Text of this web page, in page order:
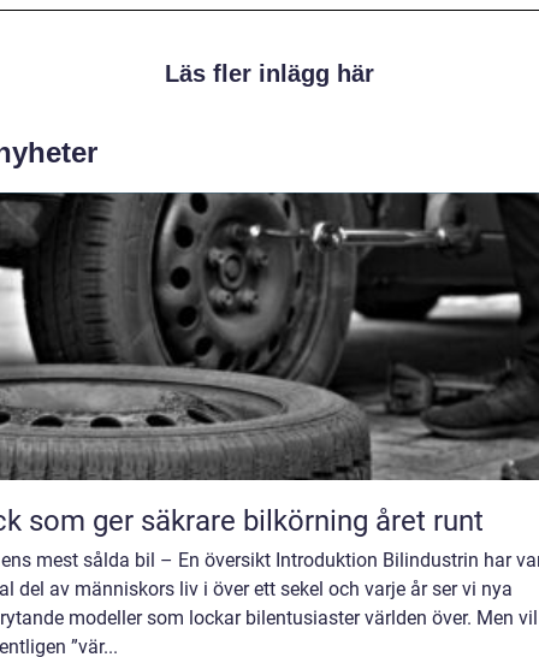
Läs fler inlägg här
som ger säkrare bilkörning året runt
mest sålda bil – En översikt Introduktion Bilindustrin har
del av människors liv i över ett sekel och varje år ser vi nya
modeller som lockar bilentusiaster världen över. Men
”vär...